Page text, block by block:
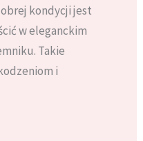
kondycji jest
w eleganckim
Takie
i